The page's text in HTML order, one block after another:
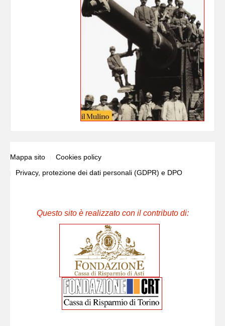
Mappa sito
Cookies policy
Privacy, protezione dei dati personali (GDPR) e DPO
Questo sito è realizzato con il contributo di: